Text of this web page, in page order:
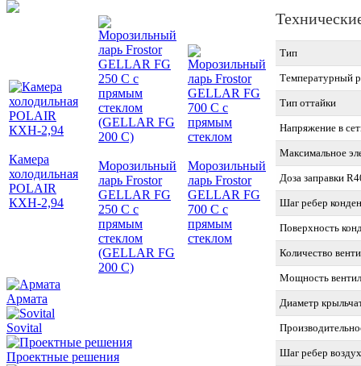
Тип
Температурный
Тип оттайки
Напряжение в
Максимальное
Доза заправки
Шаг ребер
Поверхность
Количество
Мощность
Диаметр
Шаг ребер
Камера
холодильная
POLAIR
КХН-2,94
Морозильный
ларь Frostor
GELLAR FG
250 C с
прямым
стеклом
(GELLAR FG
200 C)
Морозильный
ларь Frostor
GELLAR FG
700 C с
прямым
стеклом
Армата
Sovital
Проектные решения